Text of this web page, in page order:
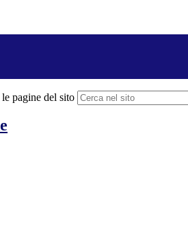
pagine del sito